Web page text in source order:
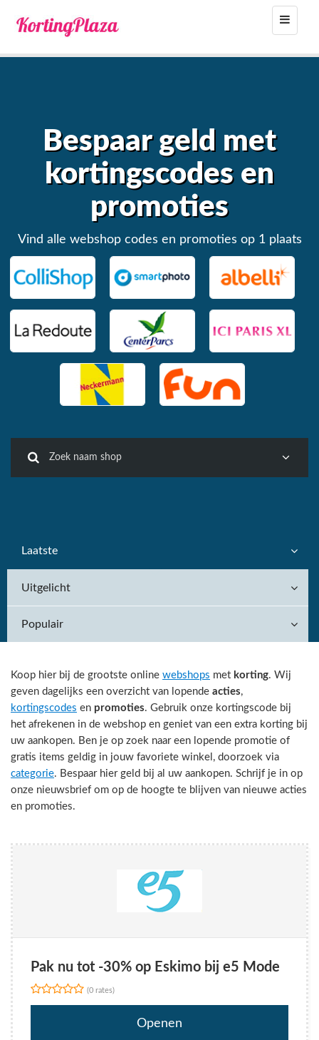
Toggle
Bespaar geld met
kortingscodes en
promoties
Vind alle webshop codes en promoties op 1 plaats
Laatste
Uitgelicht
Populair
Koop hier bij de grootste online webshops met korting. Wij
geven dagelijks een overzicht van lopende acties,
kortingscodes en promoties. Gebruik onze kortingscode bij
het afrekenen in de webshop en geniet van een extra korting bij
uw aankopen. Ben je op zoek naar een lopende promotie of
gratis items geldig in jouw favoriete winkel, doorzoek via
categorie. Bespaar hier geld bij al uw aankopen. Schrijf je in op
onze nieuwsbrief om op de hoogte te blijven van nieuwe acties
en promoties.
Pak nu tot -30% op Eskimo bij e5 Mode
(0 rates)
Openen